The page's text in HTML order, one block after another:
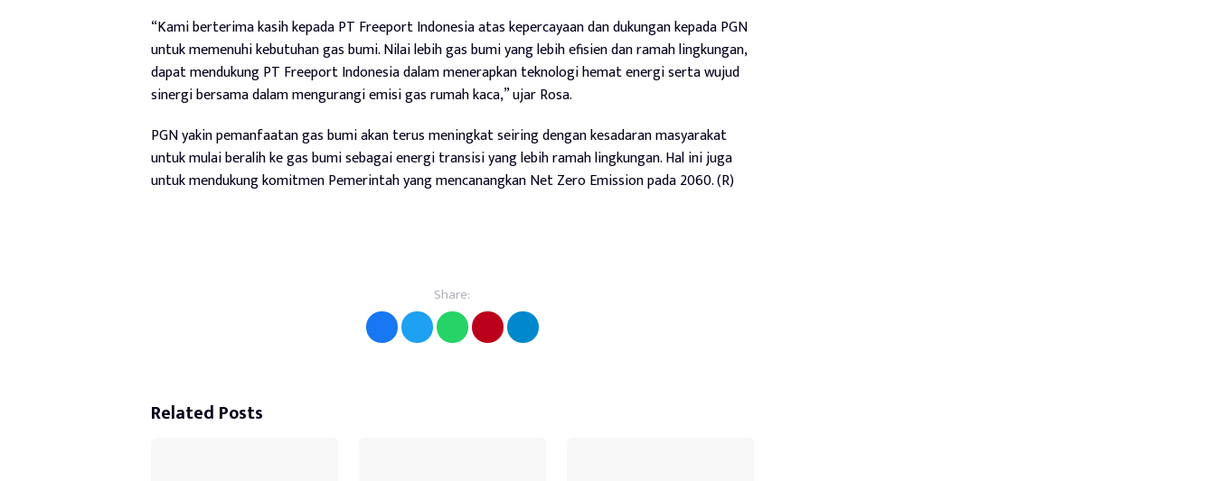
“Kami berterima kasih kepada PT Freeport Indonesia atas kepercayaan dan dukungan kepada PGN
untuk memenuhi kebutuhan gas bumi. Nilai lebih gas bumi yang lebih efisien dan ramah lingkungan,
dapat mendukung PT Freeport Indonesia dalam menerapkan teknologi hemat energi serta wujud
sinergi bersama dalam mengurangi emisi gas rumah kaca,” ujar Rosa.
PGN yakin pemanfaatan gas bumi akan terus meningkat seiring dengan kesadaran masyarakat
untuk mulai beralih ke gas bumi sebagai energi transisi yang lebih ramah lingkungan. Hal ini juga
untuk mendukung komitmen Pemerintah yang mencanangkan Net Zero Emission pada 2060. (R)
Share:
Related Posts